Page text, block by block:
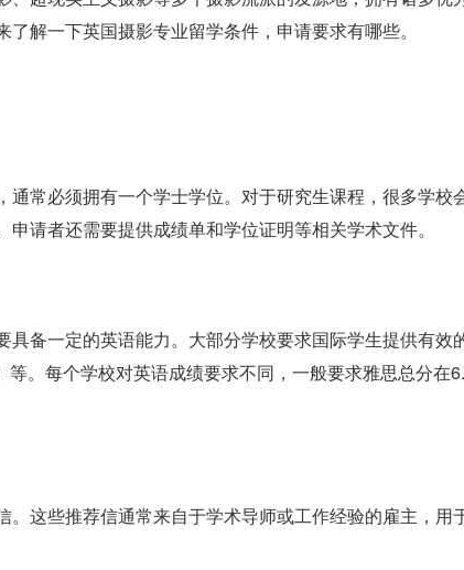
解一下英国摄影专业留学条件，申请要求有哪些。
常必须拥有一个学士学位。对于研究生课程，很多学校
请者还需要提供成绩单和学位证明等相关学术文件。
备一定的英语能力。大部分学校要求国际学生提供有效
。每个学校对英语成绩要求不同，一般要求雅思总分在
这些推荐信通常来自于学术导师或工作经验的雇主，用